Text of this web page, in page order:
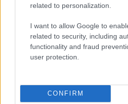
related to personalization.
I want to allow Google to
related to security, including
functionality and fraud
user protection.
CONFIRM
Olbia, divieto di sosta
esplode la protesta